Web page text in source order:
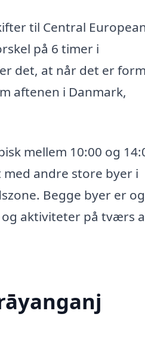
til Central
på 6 timer i
det, at når det er
aftenen i Danmark,
mellem 10:00 og
andre store byer i
Begge byer er
aktiviteter på tværs